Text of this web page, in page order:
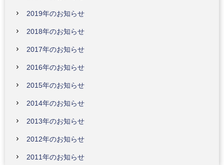
2019年のお知らせ
2018年のお知らせ
2017年のお知らせ
2016年のお知らせ
2015年のお知らせ
2014年のお知らせ
2013年のお知らせ
2012年のお知らせ
2011年のお知らせ